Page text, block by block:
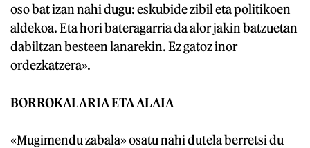
oso bat izan nahi dugu: eskubide zibil eta politikoen
aldekoa. Eta hori bateragarria da alor jakin batzuetan
dabiltzan besteen lanarekin. Ez gatoz inor
ordezkatzera».
BORROKALARIA ETA ALAIA
«Mugimendu zabala» osatu nahi dutela berretsi du